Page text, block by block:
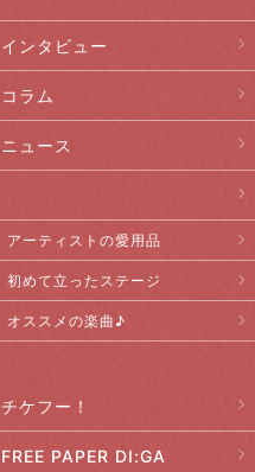
インタビュー
コラム
ニュース
アーティストの愛用品
初めて立ったステージ
オススメの楽曲♪
チケフー！
FREE PAPER DI:GA